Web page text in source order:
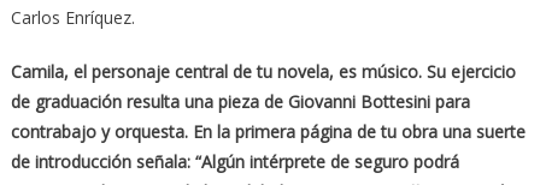
Carlos Enríquez.
Camila, el personaje central de tu novela, es músico. Su ejercicio
de graduación resulta una pieza de Giovanni Bottesini para
contrabajo y orquesta. En la primera página de tu obra una suerte
de introducción señala: “Algún intérprete de seguro podrá